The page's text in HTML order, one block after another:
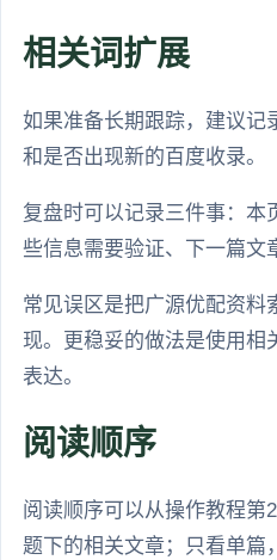
相关词扩展
如果准备长期跟踪，建议记
和是否出现新的百度收录。
复盘时可以记录三件事：本
些信息需要验证、下一篇文
常见误区是把广源优配资料
现。更稳妥的做法是使用相
表达。
阅读顺序
阅读顺序可以从操作教程第
题下的相关文章；只看单篇